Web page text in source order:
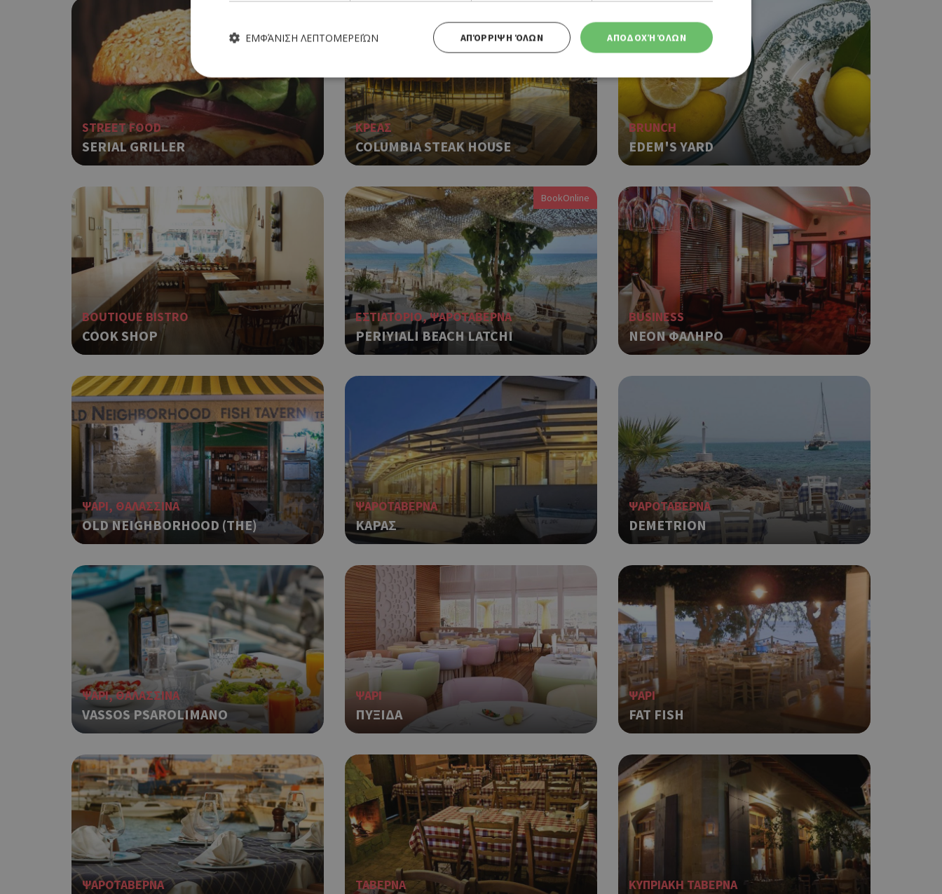
STREET FOOD
SERIAL GRILLER
ΚΡΕΑΣ
COLUMBIA STEAK HOUSE
BRUNCH
EDEM'S YARD
BOUTIQUE BISTRO
COOK SHOP
ΕΣΤΙΑΤΟΡΙΟ, ΨΑΡΟΤΑΒΕΡΝΑ
PERIYIALI BEACH LATCHI
BookOnline
BUSINESS
ΝΕΟΝ ΦΑΛΗΡΟ
ΨΑΡΙ, ΘΑΛΑΣΣΙΝΑ
OLD NEIGHBORHOOD (THE)
ΨΑΡΟΤΑΒΕΡΝΑ
ΚΑΡΑΣ
ΨΑΡΟΤΑΒΕΡΝΑ
DEMETRION
ΨΑΡΙ, ΘΑΛΑΣΣΙΝΑ
VASSOS PSAROLIMANO
ΨΑΡΙ
ΠΥΞΙΔΑ
ΨΑΡΙ
FAT FISH
ΨΑΡΟΤΑΒΕΡΝΑ ΤΑΒΕΡΝΑ ΚΥΠΡΙΑΚΗ ΤΑΒΕΡΝΑ
ΑΠΟΔΟΧΉ ΌΛΩΝ
ΑΠΌΡΡΙΨΗ ΌΛΩΝ
ΕΜΦΆΝΙΣΗ ΛΕΠΤΟΜΕΡΕΙΏΝ
Απολύτως απαραίτητα Απόδοσης Στόχευσης
Τα απολύτως απαραίτητα cookies επιτρέπουν βασικές λειτουργίες του ιστότοπου, όπως τη σύνδεση χρήστη και τη διαχείριση λογαριασμού. Ο
ιστότοπος δεν μπορεί να χρησιμοποιηθεί σωστά χωρίς τα απολύτως απαραίτητα cookies.
Προμηθευτής
G_ENABLED_IDPS
Google LLC
.cyprusen.wiz-
guide.com
συνεδρία Χρησιμοποιήθηκε για σύνδεση στο Google
PHPSESSID
guide.com
συνεδρία
Cookie που δημιουργείται από εφαρμογές που
βασίζονται στη γλώσσα PHP. Πρόκειται για ένα
αναγνωριστικό γενικού σκοπού που
χρησιμοποιείται για τη διατήρηση μεταβλητών
περιόδου λειτουργίας χρήστη. Συνήθως είναι
ένας τυχαίος αριθμός που δημιουργείται, ο
τρόπος με τον οποίο μπορεί να είναι
συγκεκριμένος για τον ιστότοπο, αλλά ένα καλό
παράδειγμα είναι η διατήρηση της κατάστασης
σύνδεσης για έναν χρήστη μεταξύ σελίδων.
G_ENABLED_IDPS
Google LLC
Χρησιμοποιήθηκε για σύνδεση στο Google
takeOverCookie 1 μέρα
Χρησιμοποιείται για σκοπούς Capping δηλαδή να
εμφανίζει μόνο μια φορά την ημέρα στον χρήστη
διάφορες διαφημιστικές ενέργειες όπως είναι το
take over banner και τα push up και push down
ShowNewVisitorPopup
cyprus.wiz-
guide.com
10 χρόνια
Χρησιμοποιείται για σκοπούς Capping δηλαδή να
εμφανίζει μόνο μια φορά την ημέρα στον χρήστη
διάφορες διαφημιστικές ενέργειες όπως είναι το
take over banner και τα push up και push down
cyprusen.wiz-
guide.com
Χρησιμοποιείται για να προσδιορίσει την
PHPSESSID
PHP.net
cyprusen.wiz-
συνεδρία
Cookie που δημιουργείται από εφαρμογές που
βασίζονται στη γλώσσα PHP. Πρόκειται για ένα
αναγνωριστικό γενικού σκοπού που
χρησιμοποιείται για τη διατήρηση μεταβλητών
περιόδου λειτουργίας χρήστη. Συνήθως είναι
ένας τυχαίος αριθμός που δημιουργείται, ο
τρόπος με τον οποίο μπορεί να είναι
συγκεκριμένος για τον ιστότοπο, αλλά ένα καλό
παράδειγμα είναι η διατήρηση της κατάστασης
σύνδεσης για έναν χρήστη μεταξύ σελίδων.
guide.com
εμφανίζει μόνο μια φορά την ημέρα στον χρήστη
διάφορες διαφημιστικές ενέργειες όπως είναι το
take over banner και τα push up και push down
banners.
__cf_bm
Cloudflare Inc.
.onesignal.com
29 λεπτά 53
δευτερόλεπτα
Αυτό το cookie χρησιμοποιείται για τη διάκριση
μεταξύ ανθρώπων και ρομπότ. Αυτό είναι
επωφελές για τον ιστότοπο, προκειμένου να
κάνει έγκυρες αναφορές σχετικά με τη χρήση του
ιστότοπού τους.
ShowSubLoginCookie .athenarecipes.com 1 μέρα
Google Privacy Policy